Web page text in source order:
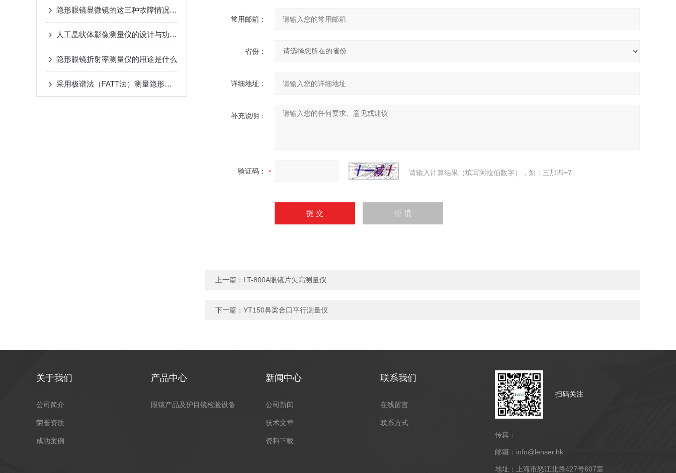
隐形眼镜显微镜的这三种故障情况一定要掌握
人工晶状体影像测量仪的设计与功能优化
隐形眼镜折射率测量仪的用途是什么
采用极谱法（FATT法）测量隐形眼镜的透氧系数（DK值）
常用邮箱：
省份：
详细地址：
补充说明：
验证码： 请输入计算结果（填写阿拉伯数字），如：三加四=7
上一篇： LT-800A眼镜片矢高测量仪
下一篇： YT150鼻梁合口平行测量仪
关于我们
公司简介
荣誉资质
成功案例
产品中心
眼镜产品及护目镜检验设备
新闻中心
公司新闻
技术文章
资料下载
联系我们
在线留言
联系方式
扫码关注
传真：
邮箱：info@lenser.hk
地址：上海市怒江北路427号607室